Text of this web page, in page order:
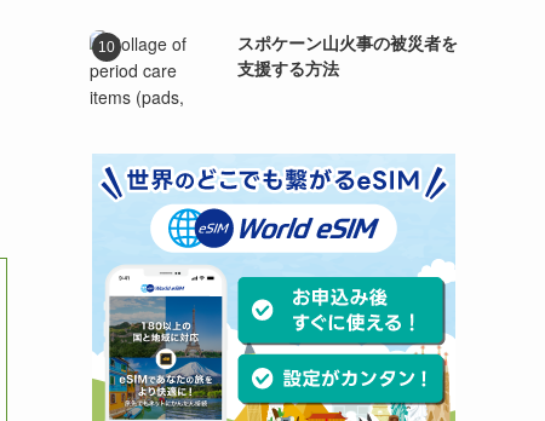
スポケーン山火事の被災者を
支援する方法